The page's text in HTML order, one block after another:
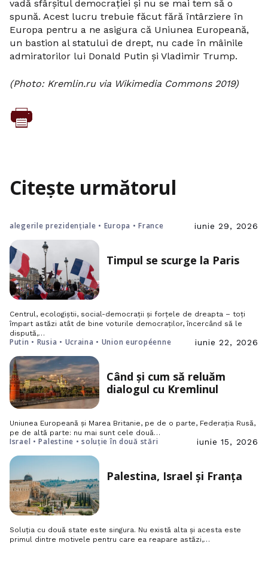
vadă sfârșitul democrației și nu se mai tem să o
spună. Acest lucru trebuie făcut fără întârziere în
Europa pentru a ne asigura că Uniunea Europeană,
un bastion al statului de drept, nu cade în mâinile
admiratorilor lui Donald Putin și Vladimir Trump.
(Photo: Kremlin.ru via Wikimedia Commons 2019)
Citește următorul
alegerile prezidențiale • Europa • France iunie 29, 2026
Timpul se scurge la Paris
Centrul, ecologiștii, social-democrații și forțele de dreapta – toți
împart astăzi atât de bine voturile democraților, încercând să le
dispută,…
Putin • Rusia • Ucraina • Union européenne iunie 22, 2026
Când și cum să reluăm
dialogul cu Kremlinul
Uniunea Europeană și Marea Britanie, pe de o parte, Federația Rusă,
pe de altă parte: nu mai sunt cele două…
Israel • Palestine • soluție în două stări iunie 15, 2026
Palestina, Israel și Franța
Soluția cu două state este singura. Nu există alta și acesta este
primul dintre motivele pentru care ea reapare astăzi,…